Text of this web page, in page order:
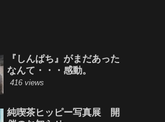
『しんぱち』がまだあった
なんて・・・感動。
416 views
純喫茶ヒッピー写真展 開